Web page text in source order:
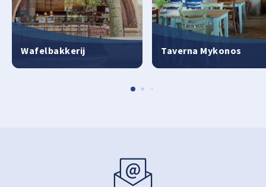
Wafelbakkerij Taverna Mykonos